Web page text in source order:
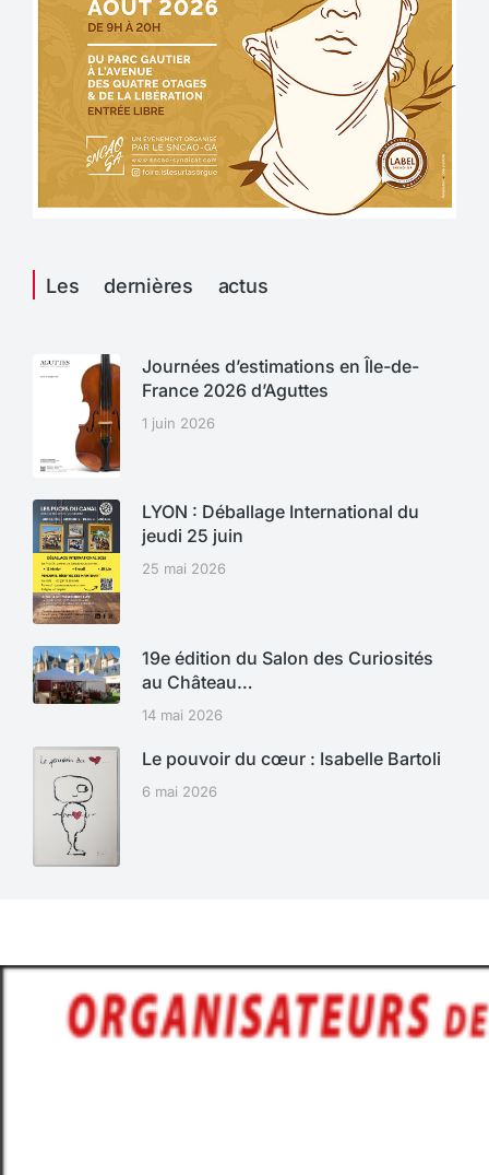
Les dernières actus
Journées d’estimations en Île-de-
France 2026 d’Aguttes
1 juin 2026
LYON : Déballage International du
jeudi 25 juin
25 mai 2026
19e édition du Salon des Curiosités
au Château…
14 mai 2026
Le pouvoir du cœur : Isabelle Bartoli
6 mai 2026